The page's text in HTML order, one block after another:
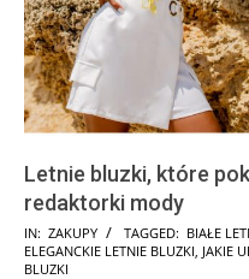
Letnie bluzki, które
redaktorki mody
2025-
06-
IN: ZAKUPY TAGGED: BIAŁE
ELEGANCKIE LETNIE BLUZKI JAKIE
BLUZKI